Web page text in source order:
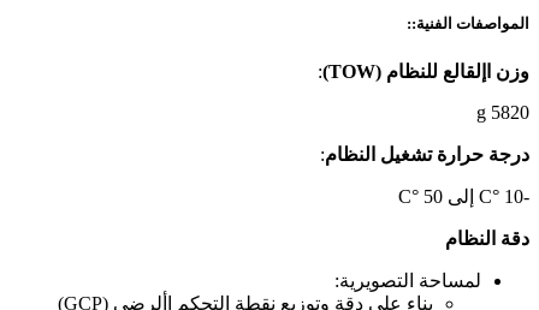
المواصفات الفنية::
وزن اإلقالع للنظام (TOW)
:
5820 g
درجة حرارة تشغيل النظام:
-10 °C إلى 50 °C
دقة النظام
لمساحة التصويرية:
بناء على دقة وتوزيع نقطة التحكم األرضي (GCP)